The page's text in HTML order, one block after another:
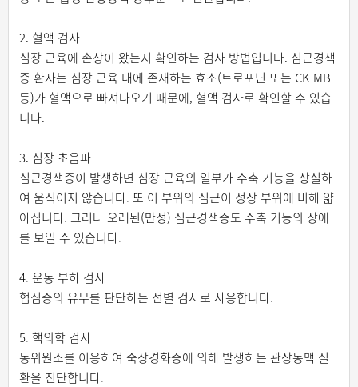
2. 혈액 검사
심장 근육에 손상이 왔는지 확인하는 검사 방법입니다. 심근경색
증 환자는 심장 근육 내에 존재하는 효소(트로포닌 또는 CK-MB
등)가 혈액으로 빠져나오기 때문에, 혈액 검사로 확인할 수 있습
니다.
3. 심장 초음파
심근경색증이 발생하면 심장 근육의 일부가 수축 기능을 상실하
여 움직이지 않습니다. 또 이 부위의 심근이 정상 부위에 비해 얇
아집니다. 그러나 오래된(만성) 심근경색증도 수축 기능의 장애
를 보일 수 있습니다.
4. 운동 부하 검사
협심증의 유무를 판단하는 선별 검사로 사용합니다.
5. 핵의학 검사
동위원소를 이용하여 죽상경화증에 의해 발생하는 관상동맥 질
환을 진단합니다.